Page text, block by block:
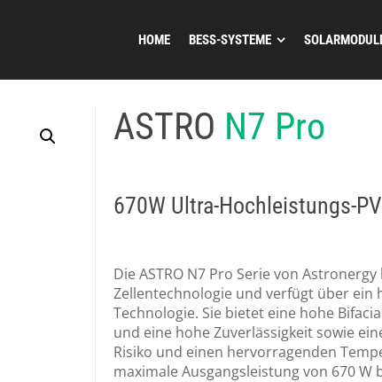
HOME BESS-SYSTEME
ASTRO N7 Pro
670W Ultra-Hochleistungs-
Die ASTRO N7 Pro Serie von
Zellentechnologie und verfügt über ein
Technologie. Sie bietet eine hohe
und eine hohe Zuverlässigkeit sowie
Risiko und einen hervorragenden
maximale Ausgangsleistung von 670